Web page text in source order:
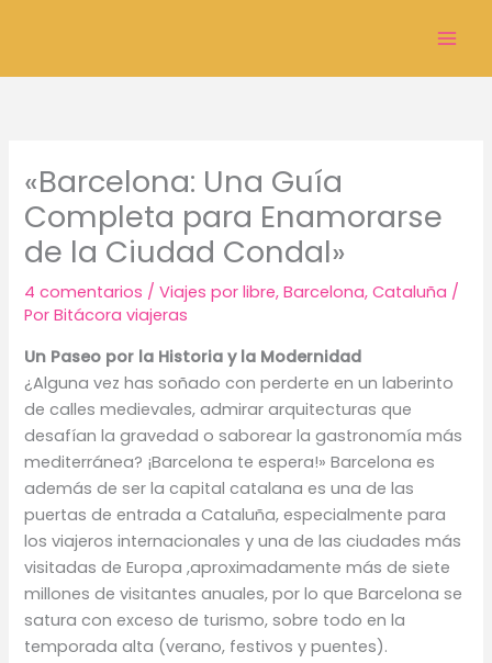
«Barcelona: Una Guía
Completa para Enamorarse
de la Ciudad Condal»
4 comentarios /Viajes por libre,Barcelona,Cataluña /
PorBitácora viajeras
Un Paseo por la Historia y la Modernidad
¿Alguna vez has soñado con perderte en un laberinto
de calles medievales, admirar arquitecturas que
desafían la gravedad o saborear la gastronomía más
mediterránea? ¡Barcelona te espera!» Barcelona es
además de ser la capital catalana es una de las
puertas de entrada a Cataluña, especialmente para
los viajeros internacionales y una de las ciudades más
visitadas de Europa ,aproximadamente más de siete
millones de visitantes anuales, por lo que Barcelona se
satura con exceso de turismo, sobre todo en la
temporada alta (verano, festivos y puentes).